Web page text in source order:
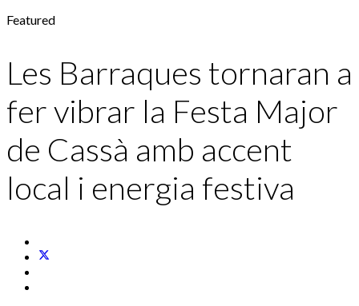
Featured
Les Barraques tornaran a
fer vibrar la Festa Major
de Cassà amb accent
local i energia festiva